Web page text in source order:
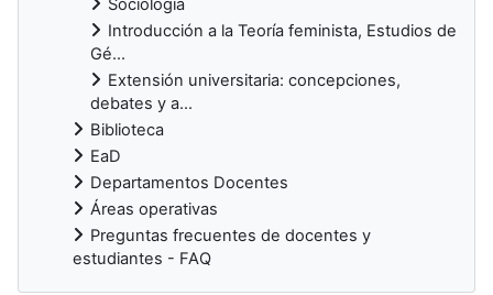
Sociología
Introducción a la Teoría feminista, Estudios de
Gé...
Extensión universitaria: concepciones,
debates y a...
Biblioteca
EaD
Departamentos Docentes
Áreas operativas
Preguntas frecuentes de docentes y
estudiantes - FAQ